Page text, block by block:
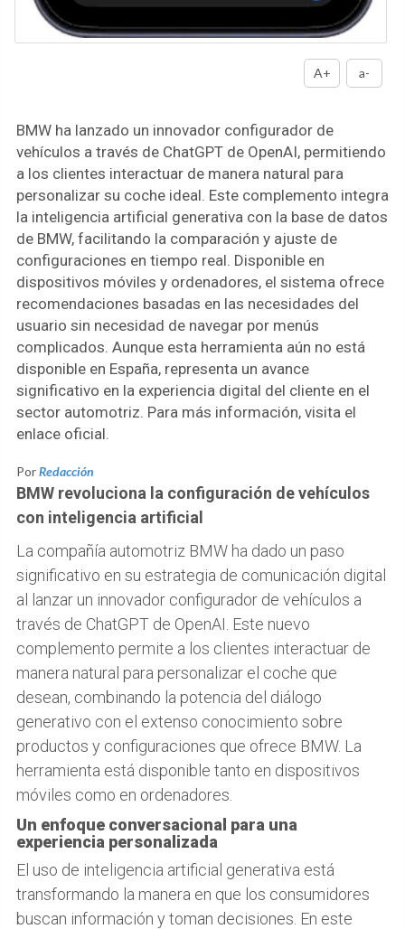
A+ a-
BMW ha lanzado un innovador configurador de
vehículos a través de ChatGPT de OpenAI, permitiendo
a los clientes interactuar de manera natural para
personalizar su coche ideal. Este complemento integra
la inteligencia artificial generativa con la base de datos
de BMW, facilitando la comparación y ajuste de
configuraciones en tiempo real. Disponible en
dispositivos móviles y ordenadores, el sistema ofrece
recomendaciones basadas en las necesidades del
usuario sin necesidad de navegar por menús
complicados. Aunque esta herramienta aún no está
disponible en España, representa un avance
significativo en la experiencia digital del cliente en el
sector automotriz. Para más información, visita el
enlace oficial.
PorRedacción
BMW revoluciona la configuración de vehículos
con inteligencia artificial
La compañía automotriz BMW ha dado un paso
significativo en su estrategia de comunicación digital
al lanzar un innovador configurador de vehículos a
través de ChatGPT de OpenAI. Este nuevo
complemento permite a los clientes interactuar de
manera natural para personalizar el coche que
desean, combinando la potencia del diálogo
generativo con el extenso conocimiento sobre
productos y configuraciones que ofrece BMW. La
herramienta está disponible tanto en dispositivos
móviles como en ordenadores.
Un enfoque conversacional para una
experiencia personalizada
El uso de inteligencia artificial generativa está
transformando la manera en que los consumidores
buscan información y toman decisiones. En este